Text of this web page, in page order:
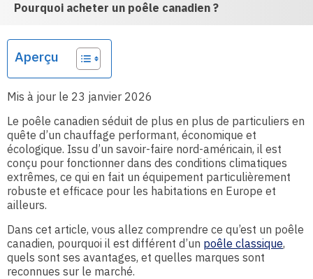
Pourquoi acheter un poêle canadien ?
Aperçu
Mis à jour le 23 janvier 2026
Le poêle canadien séduit de plus en plus de particuliers en
quête d’un chauffage performant, économique et
écologique. Issu d’un savoir-faire nord-américain, il est
conçu pour fonctionner dans des conditions climatiques
extrêmes, ce qui en fait un équipement particulièrement
robuste et efficace pour les habitations en Europe et
ailleurs.
Dans cet article, vous allez comprendre ce qu’est un poêle
canadien, pourquoi il est différent d’un poêle classique,
quels sont ses avantages, et quelles marques sont
reconnues sur le marché.